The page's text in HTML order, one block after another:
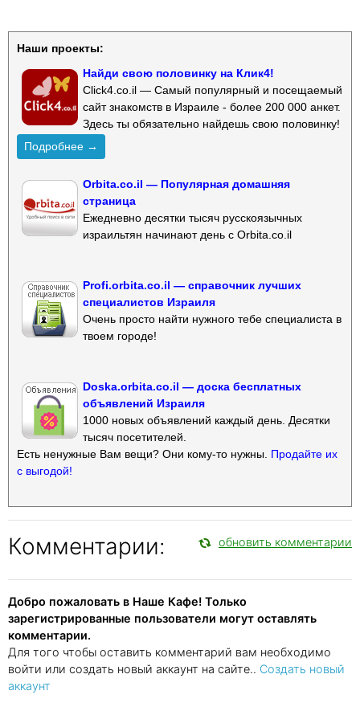
Наши проекты:
Найди свою половинку на Клик4!
Click4.co.il — Самый популярный и посещаемый
сайт знакомств в Израиле - более 200 000 анкет.
Здесь ты обязательно найдешь свою половинку!
Подробнее →
Orbita.co.il — Популярная домашняя
страница
Ежедневно десятки тысяч русскоязычных
израильтян начинают день с Orbita.co.il
Profi.orbita.co.il — справочник лучших
специалистов Израиля
Очень просто найти нужного тебе специалиста в
твоем городе!
Doska.orbita.co.il — доска бесплатных
объявлений Израиля
1000 новых объявлений каждый день. Десятки
тысяч посетителей.
Есть ненужные Вам вещи? Они кому-то нужны. Продайте их
с выгодой!
Комментарии: обновить комментарии
Добро пожаловать в Наше Кафе! Только
зарегистрированные пользователи могут оставлять
комментарии.
Для того чтобы оставить комментарий вам необходимо
войти или создать новый аккаунт на сайте.. Создать новый
аккаунт